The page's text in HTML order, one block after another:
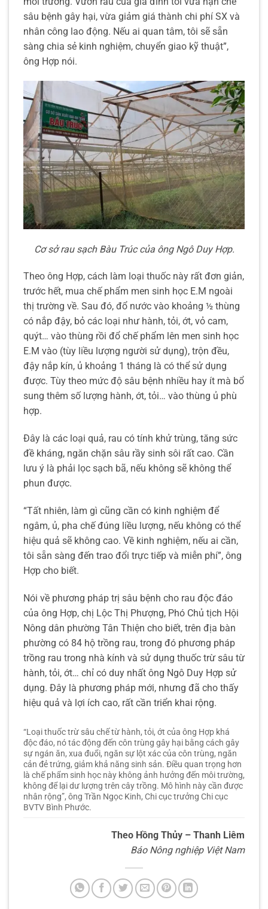
sâu bệnh gây hại, vừa giảm giá thành chi phí SX và
nhân công lao động. Nếu ai quan tâm, tôi sẽ sẵn
sàng chia sẻ kinh nghiệm, chuyển giao kỹ thuật”,
ông Hợp nói.
Cơ sở rau sạch Bàu Trúc của ông Ngô Duy Hợp.
Theo ông Hợp, cách làm loại thuốc này rất đơn giản,
trước hết, mua chế phẩm men sinh học E.M ngoài
thị trường về. Sau đó, đổ nước vào khoảng ½ thùng
có nắp đậy, bỏ các loại như hành, tỏi, ớt, vỏ cam,
quýt… vào thùng rồi đổ chế phẩm lên men sinh học
E.M vào (tùy liều lượng người sử dụng), trộn đều,
đậy nắp kín, ủ khoảng 1 tháng là có thể sử dụng
được. Tùy theo mức độ sâu bệnh nhiều hay ít mà bổ
sung thêm số lượng hành, ớt, tỏi… vào thùng ủ phù
hợp.
Đây là các loại quả, rau có tính khử trùng, tăng sức
đề kháng, ngăn chặn sâu rầy sinh sôi rất cao. Cần
lưu ý là phải lọc sạch bã, nếu không sẽ không thể
phun được.
“Tất nhiên, làm gì cũng cần có kinh nghiệm để
ngâm, ủ, pha chế đúng liều lượng, nếu không có thể
hiệu quả sẽ không cao. Về kinh nghiệm, nếu ai cần,
tôi sẵn sàng đến trao đổi trực tiếp và miễn phí”, ông
Hợp cho biết.
Nói về phương pháp trị sâu bệnh cho rau độc đáo
của ông Hợp, chị Lộc Thị Phượng, Phó Chủ tịch Hội
Nông dân phường Tân Thiện cho biết, trên địa bàn
phường có 84 hộ trồng rau, trong đó phương pháp
trồng rau trong nhà kính và sử dụng thuốc trừ sâu từ
hành, tỏi, ớt… chỉ có duy nhất ông Ngô Duy Hợp sử
dụng. Đây là phương pháp mới, nhưng đã cho thấy
hiệu quả và lợi ích cao, rất cần triển khai rộng.
“Loại thuốc trừ sâu chế từ hành, tỏi, ớt của ông Hợp khá
độc đáo, nó tác động đến côn trùng gây hại bằng cách gây
sự ngán ăn, xua đuổi, ngăn sự lột xác của côn trùng, ngăn
cản đẻ trứng, giảm khả năng sinh sản. Điều quan trọng hơn
là chế phẩm sinh học này không ảnh hưởng đến môi trường,
không để lại dư lượng trên cây trồng. Mô hình này cần được
nhân rộng”, ông Trần Ngọc Kinh, Chi cục trưởng Chi cục
BVTV Bình Phước.
Theo Hồng Thủy – Thanh Liêm
Báo Nông nghiệp Việt Nam